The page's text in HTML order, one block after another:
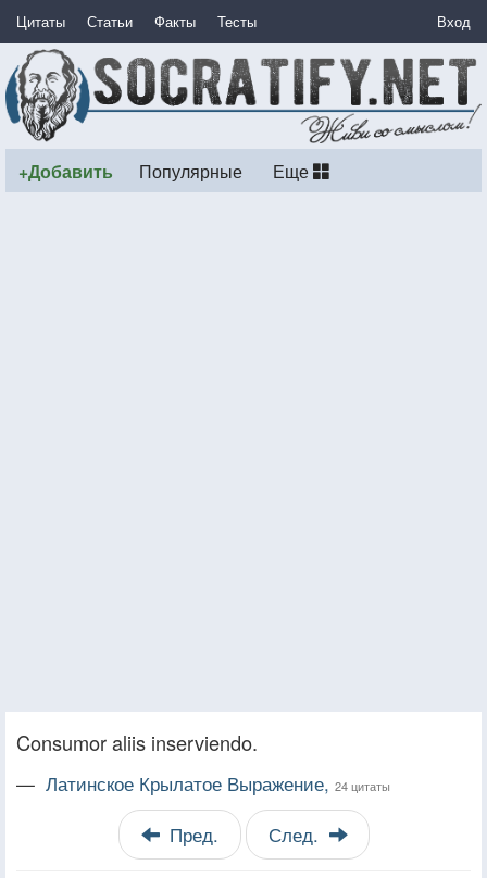
Цитаты Статьи Факты Тесты Вход
+Добавить Популярные Еще
Consumor aliis inserviendo.
— Латинское Крылатое Выражение, 24 цитаты
Пред. След.